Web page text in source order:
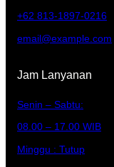
+62 813-1897-0216
email@example.com
Jam Lanyanan
Senin – Sabtu:
08.00 – 17.00 WIB
Minggu : Tutup